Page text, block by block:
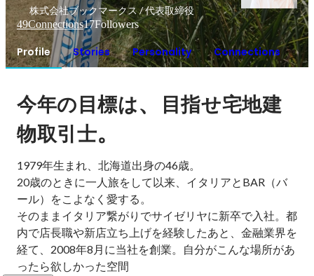
株式会社ブックマークス / 代表取締役
49Connections17Followers
Profile Stories Personality Connections
今年の目標は、
目指せ宅地建
物取引士。
1979年生まれ、北海道出身の46歳。
20歳のときに一人旅をして以来、イタリアとBAR（バ
ール）をこよなく愛する。
そのままイタリア繋がりでサイゼリヤに新卒で入社。都
内で店長職や新店立ち上げを経験したあと、金融業界を
経て、2008年8月に当社を創業。自分がこんな場所があ
ったら欲しかった空間